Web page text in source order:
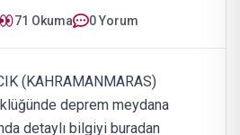
71 Okuma 0 Yorum
(KAHRAMANMARAS)
deprem meydana
detaylı bilgiyi buradan